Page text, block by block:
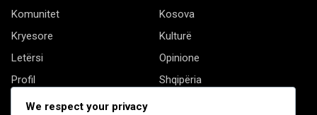
Komunitet
Kosova
Kryesore
Kulturë
Letërsi
Opinione
Profil
Shqipëria
Shqiptarët në biznes
We respect your privacy